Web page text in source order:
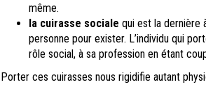
même.
la cuirasse sociale qui est la dernière
personne pour exister. L’individu qui
rôle social, à sa profession en étant
Porter ces cuirasses nous rigidifie autant